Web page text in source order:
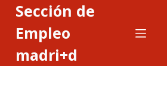
Sección de
Empleo
madri+d